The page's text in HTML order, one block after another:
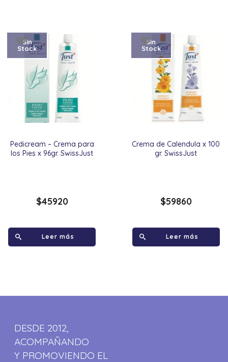
Pedicream – Crema para
los Pies x 96gr. SwissJust
Sin
Stock
$45920
Leer más
Crema de Calendula x 100
gr. SwissJust
Sin
Stock
$59860
Leer más
DESDE 2012,
ACOMPAÑANDO
Y PROMOVIENDO EL